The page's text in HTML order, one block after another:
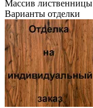
Массив лиственницы
Варианты отделки